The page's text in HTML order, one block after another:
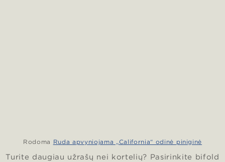
Rodoma Ruda apvyniojama „California“ odinė piniginė
Turite daugiau užrašų nei kortelių? Pasirinkite bifold